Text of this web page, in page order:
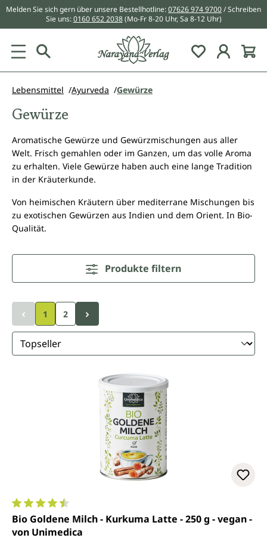
springen
Melden Sie sich gern über unsere Bestellhotline:07626 974 9700/ Schreiben
Sie uns:0160 652 2038 (Mo-Fr 8-20 Uhr, Sa 8-12 Uhr)
Du hast 0
Lebensmittel Ayurveda Gewürze
Gewürze
Aromatische Gewürze und Gewürzmischungen aus aller
Welt. Frisch gemahlen oder im Ganzen, um das volle Aroma
zu erhalten. Viele Gewürze haben auch eine lange Tradition
in der Kräuterkunde.
Von heimischen Kräutern über mediterrane Mischungen bis
zu exotischen Gewürzen aus Indien und dem Orient. In Bio-
Qualität.
Produkte filtern
1 2
Durchschnittliche Bewertung von 4.6 von 5 Sternen
Bio Goldene Milch - Kurkuma Latte - 250 g - vegan -
von Unimedica